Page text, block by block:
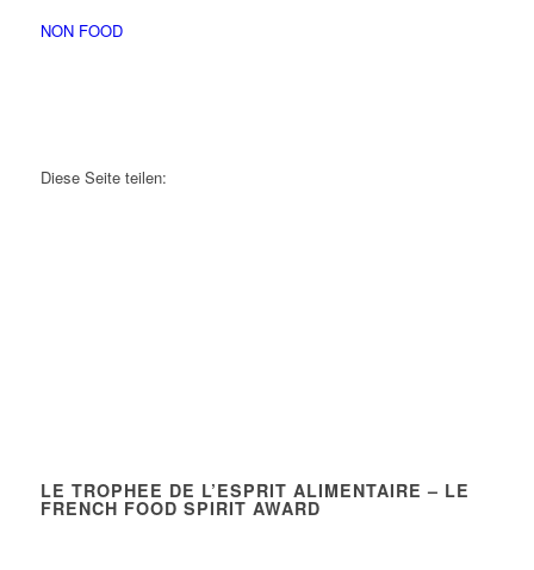
NON FOOD
Diese Seite teilen:
LE TROPHEE DE L’ESPRIT ALIMENTAIRE – LE
FRENCH FOOD SPIRIT AWARD